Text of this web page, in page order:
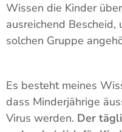
Wissen die Kinder
ausreichend
solchen Gruppe
Es besteht meines
dass Minderjährige
Virus werden. Der